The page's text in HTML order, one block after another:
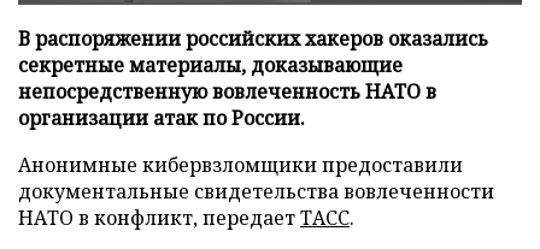
В распоряжении российских хакеров оказались
секретные материалы, доказывающие
непосредственную вовлеченность НАТО в
организации атак по России.
Анонимные кибервзломщики предоставили
документальные свидетельства вовлеченности
НАТО в конфликт, передаетТАСС.